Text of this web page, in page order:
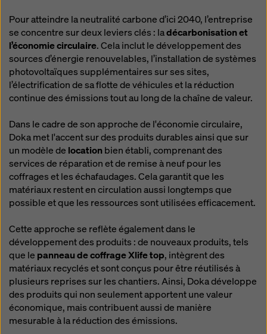
Pour atteindre la neutralité carbone d’ici 2040, l’entreprise
se concentre sur deux leviers clés : ladécarbonisation et
l’économie circulaire. Cela inclut le développement des
sources d’énergie renouvelables, l’installation de systèmes
photovoltaïques supplémentaires sur ses sites,
l’électrification de sa flotte de véhicules et la réduction
continue des émissions tout au long de la chaîne de valeur.
Dans le cadre de son approche de l'économie circulaire,
Doka met l'accent sur des produits durables ainsi que sur
un modèle de locationbien établi, comprenant des
services de réparation et de remise à neuf pour les
coffrages et les échafaudages. Cela garantit que les
matériaux restent en circulation aussi longtemps que
possible et que les ressources sont utilisées efficacement.
Cette approche se reflète également dans le
développement des produits : de nouveaux produits, tels
que le panneau de coffrage Xlife top, intègrent des
matériaux recyclés et sont conçus pour être réutilisés à
plusieurs reprises sur les chantiers. Ainsi, Doka développe
des produits qui non seulement apportent une valeur
économique, mais contribuent aussi de manière
mesurable à la réduction des émissions.